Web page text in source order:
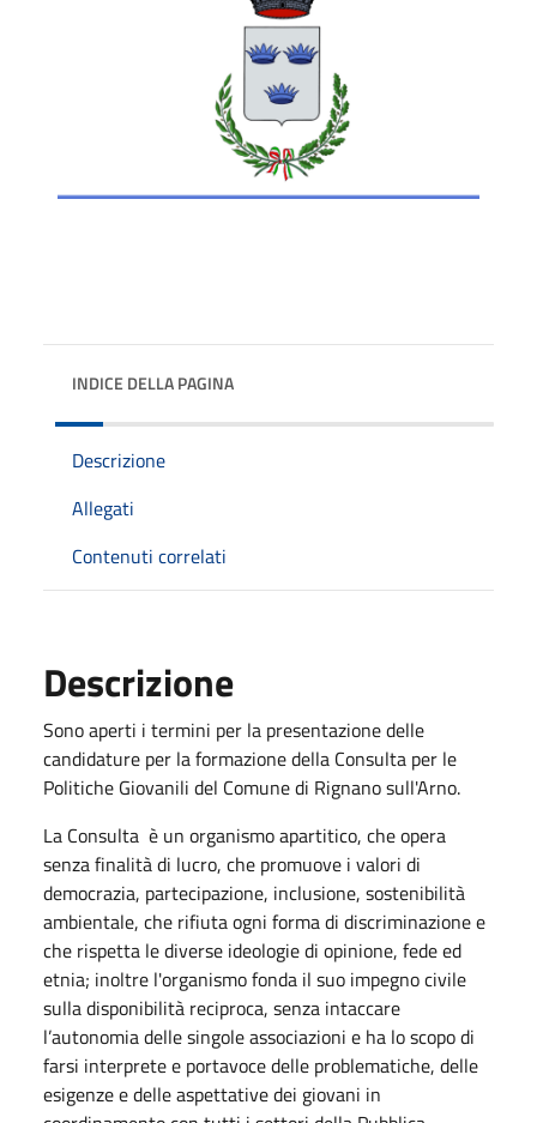
INDICE DELLA PAGINA
Descrizione
Allegati
Contenuti correlati
Descrizione
Sono aperti i termini per la presentazione delle
candidature per la formazione della Consulta per le
Politiche Giovanili del Comune di Rignano sull'Arno.
La Consulta è un organismo apartitico, che opera
senza finalità di lucro, che promuove i valori di
democrazia, partecipazione, inclusione, sostenibilità
ambientale, che rifiuta ogni forma di discriminazione e
che rispetta le diverse ideologie di opinione, fede ed
etnia; inoltre l'organismo fonda il suo impegno civile
sulla disponibilità reciproca, senza intaccare
l’autonomia delle singole associazioni e ha lo scopo di
farsi interprete e portavoce delle problematiche, delle
esigenze e delle aspettative dei giovani in